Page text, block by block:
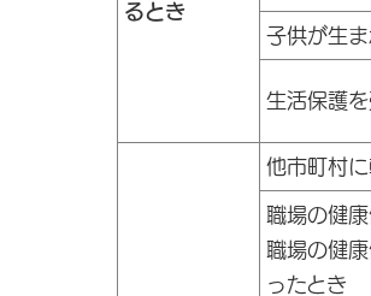
るとき
子供が生
生活保護
他市町村
職場の健
職場の健
ったとき